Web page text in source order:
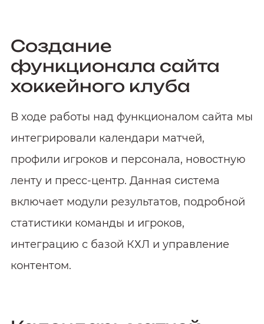
Создание
функционала сайта
хоккейного клуба
В ходе работы над функционалом сайта мы
интегрировали календари матчей,
профили игроков и персонала, новостную
ленту и пресс‑центр. Данная система
включает модули результатов, подробной
статистики команды и игроков,
интеграцию с базой КХЛ и управление
контентом.